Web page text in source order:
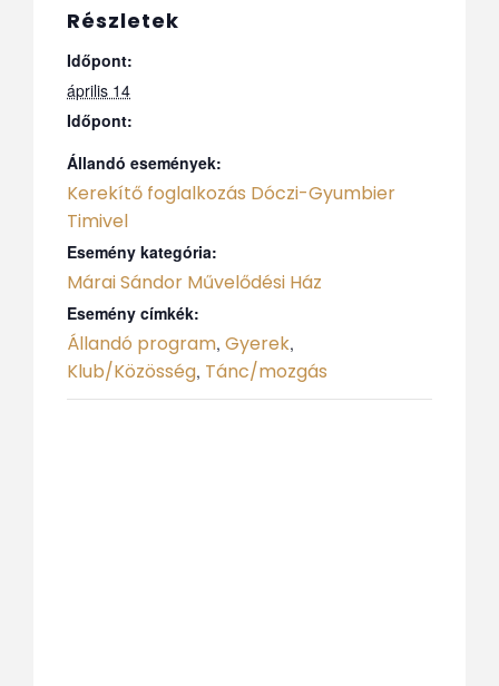
Részletek
Időpont:
április 14
Időpont:
Állandó események:
Kerekítő foglalkozás Dóczi-Gyumbier
Timivel
Esemény kategória:
Márai Sándor Művelődési Ház
Esemény címkék:
Állandó program, Gyerek,
Klub/Közösség, Tánc/mozgás